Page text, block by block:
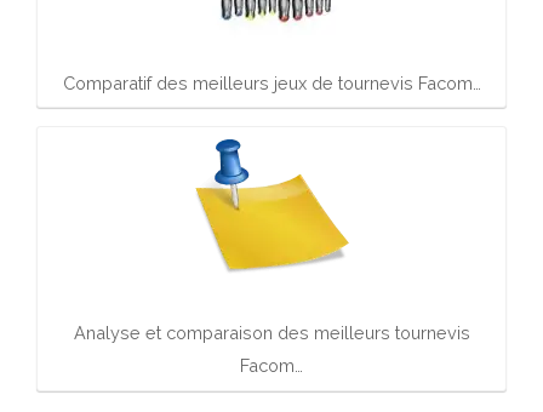
Comparatif des meilleurs jeux de tournevis Facom…
Analyse et comparaison des meilleurs tournevis
Facom…